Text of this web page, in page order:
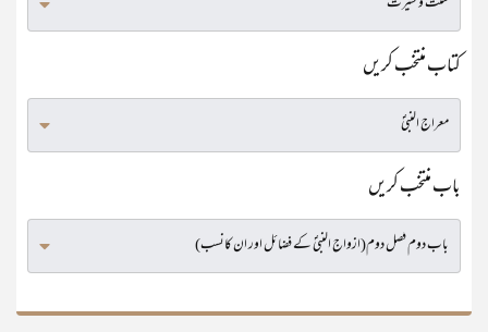
کتاب منتخب کریں
باب منتخب کریں